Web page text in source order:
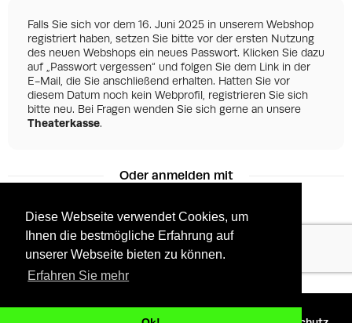
Diese Webseite verwendet Cookies, um
Ihnen die bestmögliche Erfahrung auf
unserer Webseite bieten zu können.
Erfahren Sie mehr
Falls Sie sich vor dem 16. Juni 2025 in unserem Webshop
registriert haben, setzen Sie bitte vor der ersten Nutzung
des neuen Webshops ein neues Passwort. Klicken Sie dazu
auf „Passwort vergessen“ und folgen Sie dem Link in der
E-Mail, die Sie anschließend erhalten. Hatten Sie vor
diesem Datum noch kein Webprofil, registrieren Sie sich
bitte neu. Bei Fragen wenden Sie sich gerne an unsere
Theaterkasse.
Oder anmelden mit
Facebook